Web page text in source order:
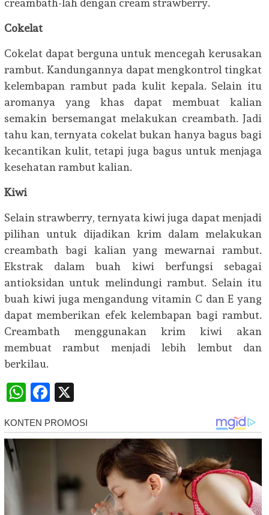
creambath-lah dengan cream strawberry.
Cokelat
Cokelat dapat berguna untuk mencegah kerusakan
rambut. Kandungannya dapat mengkontrol tingkat
kelembapan rambut pada kulit kepala. Selain itu
aromanya yang khas dapat membuat kalian
semakin bersemangat melakukan creambath. Jadi
tahu kan, ternyata cokelat bukan hanya bagus bagi
kecantikan kulit, tetapi juga bagus untuk menjaga
kesehatan rambut kalian.
Kiwi
Selain strawberry, ternyata kiwi juga dapat menjadi
pilihan untuk dijadikan krim dalam melakukan
creambath bagi kalian yang mewarnai rambut.
Ekstrak dalam buah kiwi berfungsi sebagai
antioksidan untuk melindungi rambut. Selain itu
buah kiwi juga mengandung vitamin C dan E yang
dapat memberikan efek kelembapan bagi rambut.
Creambath menggunakan krim kiwi akan
membuat rambut menjadi lebih lembut dan
berkilau.
WhatsApp
Facebook